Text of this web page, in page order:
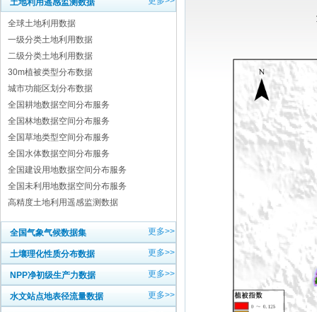
土地利用遥感监测数据
全球土地利用数据
一级分类土地利用数据
二级分类土地利用数据
30m植被类型分布数据
城市功能区划分布数据
全国耕地数据空间分布服务
全国林地数据空间分布服务
全国草地类型空间分布服务
全国水体数据空间分布服务
全国建设用地数据空间分布服务
全国未利用地数据空间分布服务
高精度土地利用遥感监测数据
全国气象气候数据集 更多>>
土壤理化性质分布数据 更多>>
NPP净初级生产力数据 更多>>
水文站点地表径流量数据 更多>>